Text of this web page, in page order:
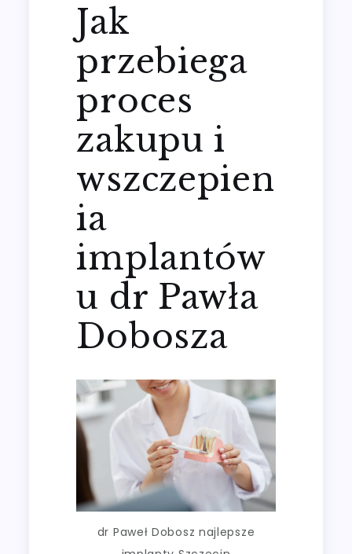
Jak
przebiega
proces
zakupu i
wszczepien
ia
implantów
u dr Pawła
Dobosza
dr Paweł Dobosz najlepsze